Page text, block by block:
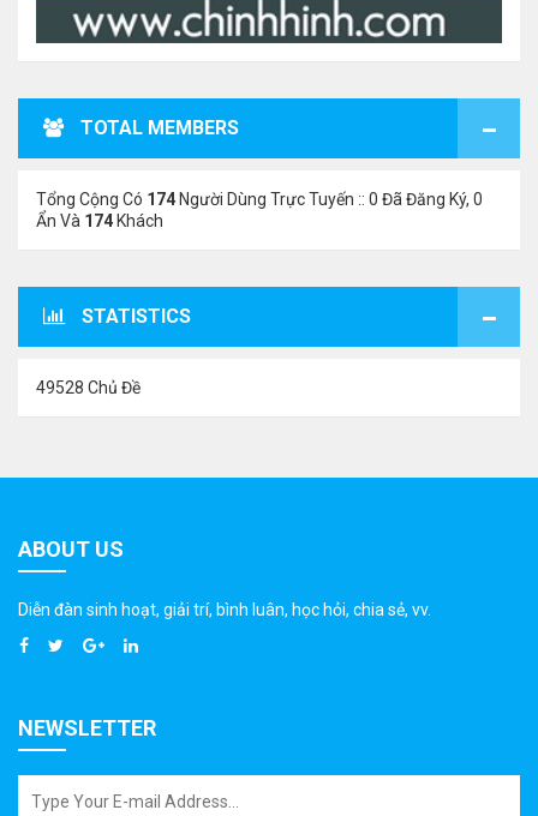
TOTAL MEMBERS
Tổng Cộng Có 174 Người Dùng Trực Tuyến :: 0 Đã Đăng Ký, 0
Ẩn Và 174 Khách
STATISTICS
49528 Chủ Đề
ABOUT US
Diễn đàn sinh hoạt, giải trí, bình luân, học hỏi, chia sẻ, vv.
NEWSLETTER